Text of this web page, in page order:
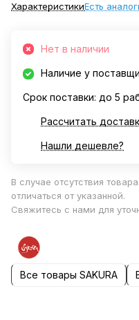
ХарактеристикиЕсть
Нет в наличии
Наличие у
Срок поставки: до 5
Рассчитать
Нашли дешевле?
В случае отсутствия
отличаться от указанной.
Свяжитесь с нами для
Все товары SAKURA